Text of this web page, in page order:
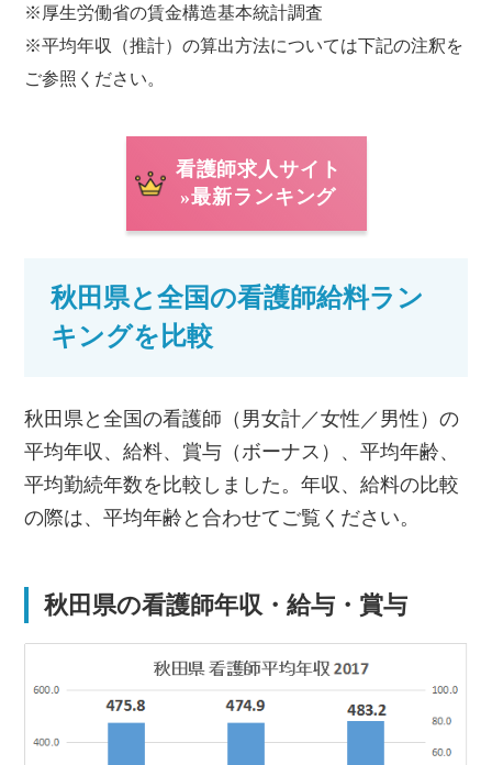
※厚生労働省の賃金構造基本統計調査
※平均年収（推計）の算出方法については下記の注釈を
ご参照ください。
看護師求人サイト
»最新ランキング
秋田県と全国の看護師給料ラン
キングを比較
秋田県と全国の看護師（男女計／女性／男性）の
平均年収、給料、賞与（ボーナス）、平均年齢、
平均勤続年数を比較しました。年収、給料の比較
の際は、平均年齢と合わせてご覧ください。
秋田県の看護師年収・給与・賞与